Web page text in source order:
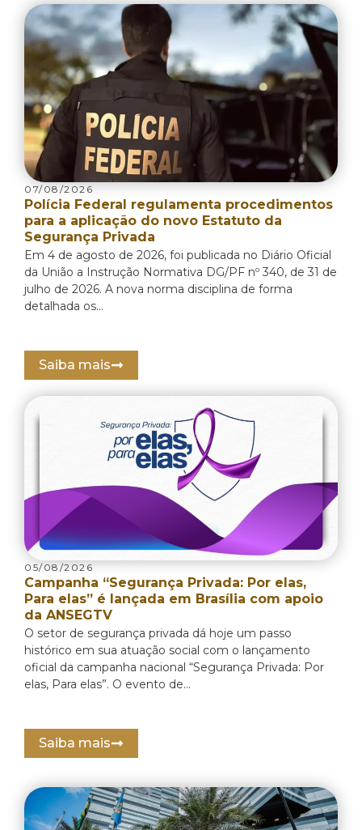
07/08/2026
Polícia Federal regulamenta procedimentos
para a aplicação do novo Estatuto da
Segurança Privada
Em 4 de agosto de 2026, foi publicada no Diário Oficial
da União a Instrução Normativa DG/PF nº 340, de 31 de
julho de 2026. A nova norma disciplina de forma
detalhada os...
Saiba mais
05/08/2026
Campanha “Segurança Privada: Por elas,
Para elas” é lançada em Brasília com apoio
da ANSEGTV
O setor de segurança privada dá hoje um passo
histórico em sua atuação social com o lançamento
oficial da campanha nacional “Segurança Privada: Por
elas, Para elas”. O evento de...
Saiba mais